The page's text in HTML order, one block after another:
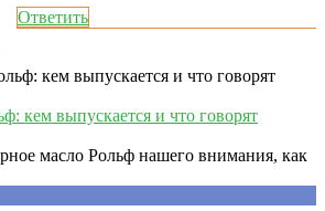
Ответить
кем выпускается и что говорят
масло Рольф нашего внимания, как